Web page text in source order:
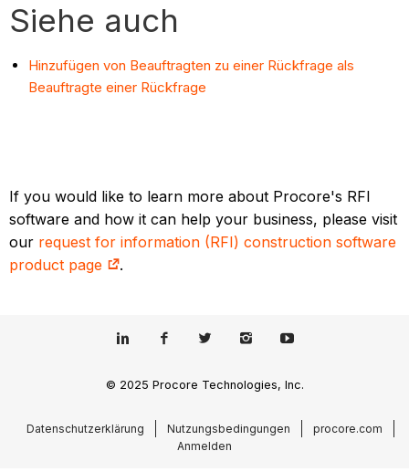
Siehe auch
Hinzufügen von Beauftragten zu einer Rückfrage als
Beauftragte einer Rückfrage
If you would like to learn more about Procore's RFI
software and how it can help your business, please visit
our request for information (RFI) construction software
product page
.
© 2025 Procore Technologies, Inc.
Datenschutzerklärung Nutzungsbedingungen
procore.com
Anmelden